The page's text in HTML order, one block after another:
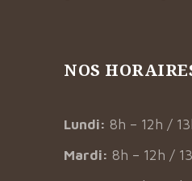
NOS
Lundi: 8h – 12h /
Mardi: 8h – 12h /